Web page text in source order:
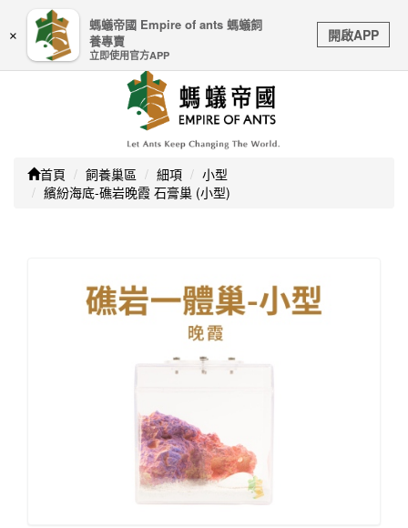
嚴防詐騙｜本公司不會透過任何名義要求核對購物資訊、
銀行帳戶或信用卡等個人資訊，如接到請立即掛斷或撥打
Toggle
navigation
首頁 飼養巢區 細項
小型
繽紛海底-礁岩晚霞 石膏巢 (小型)
×
螞蟻帝國 Empire of ants 螞蟻飼
養專賣
立即使用官方APP
開啟APP